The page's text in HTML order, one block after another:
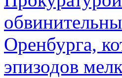
Оренбурга,
эпизодов